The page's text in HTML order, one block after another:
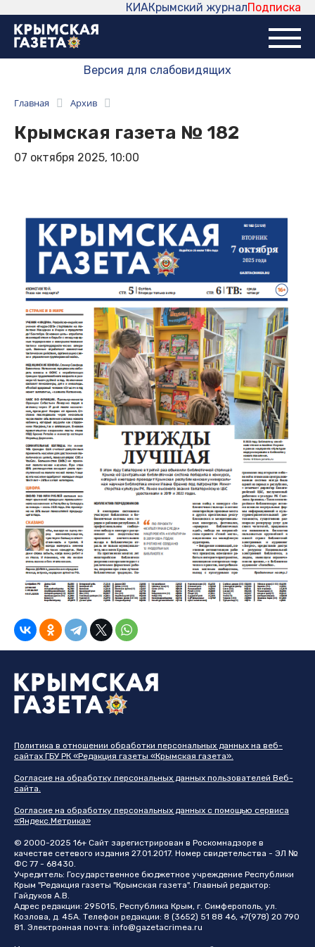
Подписка
Крымский журнал
КИА
Версия для слабовидящих
Главная Архив
Крымская газета № 182
07 октября 2025, 10:00
Политика в отношении обработки персональных данных на веб-
сайтах ГБУ РК «Редакция газеты «Крымская газета».
Согласие на обработку персональных данных пользователей Веб-
сайта.
Согласие на обработку персональных данных с помощью сервиса
«Яндекс.Метрика»
© 2000-2025 16+ Сайт зарегистрирован в Роскомнадзоре в
качестве сетевого издания 27.01.2017. Номер свидетельства - ЭЛ №
ФС 77 - 68430.
Учредитель: Государственное бюджетное учреждение Республики
Крым "Редакция газеты "Крымская газета". Главный редактор:
Гайдуков А.В.
Адрес редакции: 295015, Республика Крым, г. Симферополь, ул.
Козлова, д. 45А. Телефон редакции: 8 (3652) 51 88 46, +7(978) 20 790
81. Электронная почта: info@gazetacrimea.ru